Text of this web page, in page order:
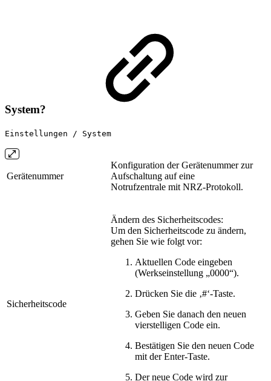
System?
Einstellungen / System
Gerätenummer
Konfiguration der Gerätenummer zur
Aufschaltung auf eine
Notrufzentrale mit NRZ-Protokoll.
Sicherheitscode
Ändern des Sicherheitscodes:
Um den Sicherheitscode zu ändern,
gehen Sie wie folgt vor:
Aktuellen Code eingeben
(Werkseinstellung „0000“).
Drücken Sie die ‚#‘-Taste.
Geben Sie danach den neuen
vierstelligen Code ein.
Bestätigen Sie den neuen Code
mit der Enter-Taste.
Der neue Code wird zur